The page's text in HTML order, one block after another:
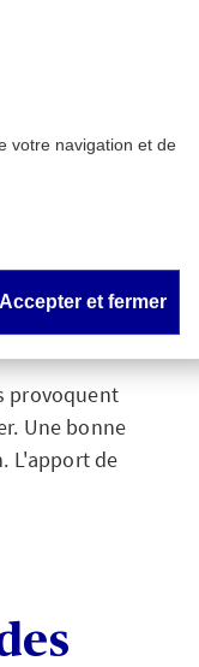
provoquent
Une bonne
L'apport de
votre navigation et de
Accepter et fermer